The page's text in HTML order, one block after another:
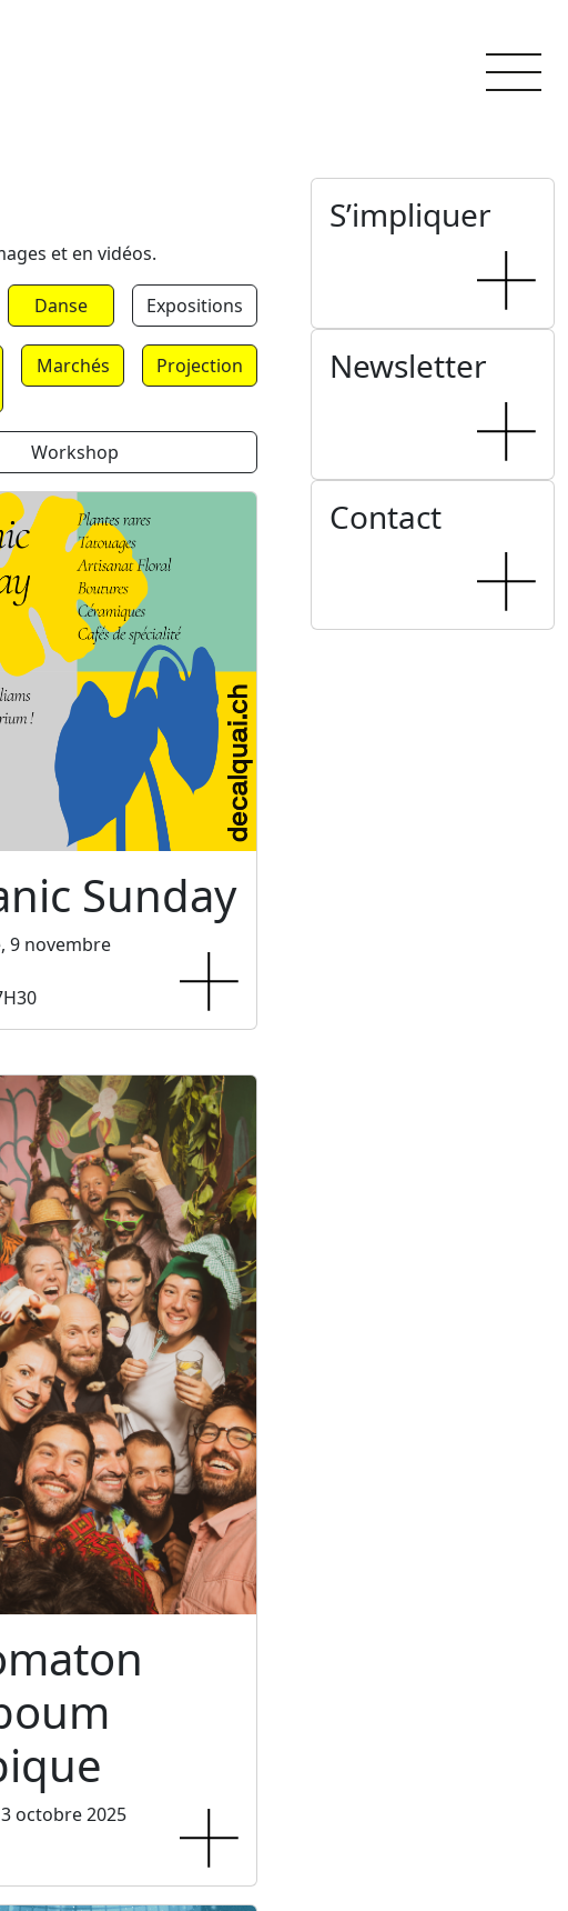
et en vidéos.
Danse Expositions
Marchés Projection
Workshop
Sunday
9 novembre
octobre 2025
S’impliquer
Newsletter
Contact